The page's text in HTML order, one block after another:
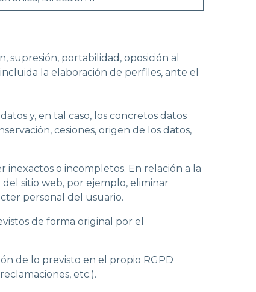
supresión, portabilidad, oposición al
la elaboración de perfiles, ante el
y, en tal caso, los concretos datos
cesiones, origen de los datos,
o incompletos. En relación a la
sitio web, por ejemplo, eliminar
personal del usuario.
de forma original por el
de lo previsto en el propio RGPD
etc.).